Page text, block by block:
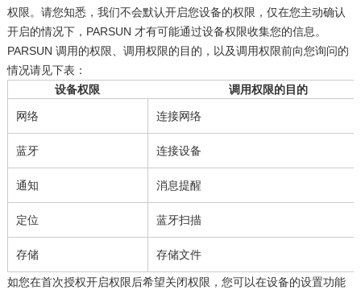
权限。请您知悉，我们不会默认开启您设备的权限，仅在您主动确认
开启的情况下，PARSUN 才有可能通过设备权限收集您的信息。
PARSUN 调用的权限、调用权限的目的，以及调用权限前向您询问的
情况请见下表：
设备权限
调用权限的目的
网络 连接网络
蓝牙 连接设备
通知 消息提醒
定位 蓝牙扫描
存储 存储文件
如您在首次授权开启权限后希望关闭权限，您可以在设备的设置功能